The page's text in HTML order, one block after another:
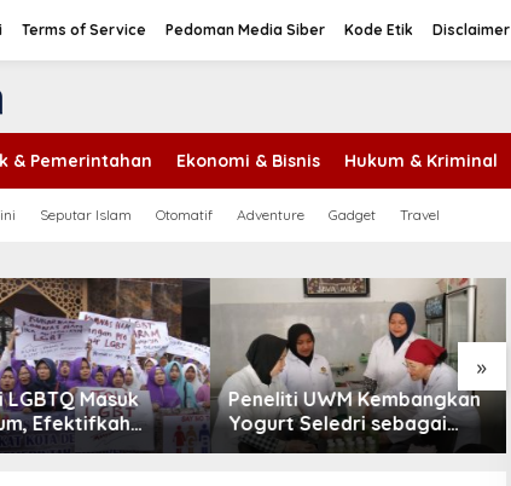
Terms of Service Pedoman Media Siber Kode Etik Disclaimer
& Pemerintahan Ekonomi & Bisnis Hukum & Kriminal
Seputar Islam Otomatif Adventure Gadget Travel
»
UWM Kembangkan
sebagai
Fungsional
Marak Tawaran Kerja Palsu
di Sosmed, Fakultas Hukum
UWM Perkuat Literasi